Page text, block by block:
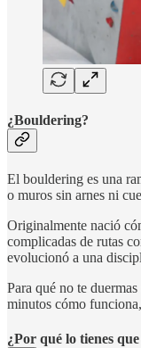
¿Bouldering?
El bouldering es una
o muros sin arnes ni
Originalmente nació
complicadas de rutas
evolucionó a una
Para qué no te
minutos cómo
¿Por qué lo tienes